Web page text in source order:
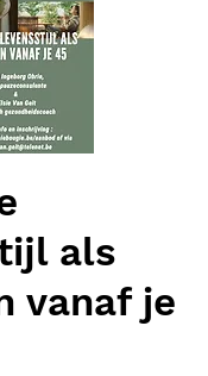
als
vanaf je